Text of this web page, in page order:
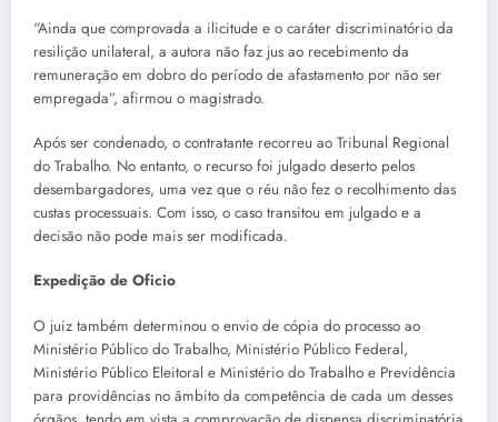
“Ainda que comprovada a ilicitude e o caráter discriminatório da
resilição unilateral, a autora não faz jus ao recebimento da
remuneração em dobro do período de afastamento por não ser
empregada”, afirmou o magistrado.
Após ser condenado, o contratante recorreu ao Tribunal Regional
do Trabalho. No entanto, o recurso foi julgado deserto pelos
desembargadores, uma vez que o réu não fez o recolhimento das
custas processuais. Com isso, o caso transitou em julgado e a
decisão não pode mais ser modificada.
Expedição de Oficio
O juiz também determinou o envio de cópia do processo ao
Ministério Público do Trabalho, Ministério Público Federal,
Ministério Público Eleitoral e Ministério do Trabalho e Previdência
para providências no âmbito da competência de cada um desses